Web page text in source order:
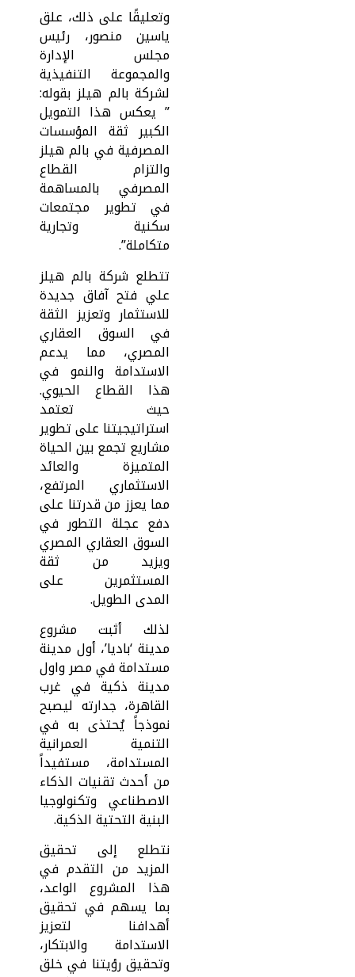
وتعليقًا على ذلك، علق
ياسين منصور، رئيس
مجلس الإدارة
والمجموعة التنفيذية
لشركة بالم هيلز بقوله:
” يعكس هذا التمويل
الكبير ثقة المؤسسات
المصرفية في بالم هيلز
والتزام القطاع
المصرفي بالمساهمة
في تطوير مجتمعات
سكنية وتجارية
متكاملة”.
تتطلع شركة بالم هيلز
علي فتح آفاق جديدة
للاستثمار وتعزيز الثقة
في السوق العقاري
المصري، مما يدعم
الاستدامة والنمو في
هذا القطاع الحيوي.
حيث تعتمد
استراتيجيتنا على تطوير
مشاريع تجمع بين الحياة
المتميزة والعائد
الاستثماري المرتفع،
مما يعزز من قدرتنا على
دفع عجلة التطور في
السوق العقاري المصري
ويزيد من ثقة
المستثمرين على
المدى الطويل.
لذلك أثبت مشروع
مدينة ‘باديا’، أول مدينة
مستدامة في مصر واول
مدينة ذكية في غرب
القاهرة، جدارته ليصبح
نموذجاً يُحتذى به في
التنمية العمرانية
المستدامة، مستفيداً
من أحدث تقنيات الذكاء
الاصطناعي وتكنولوجيا
البنية التحتية الذكية.
نتطلع إلى تحقيق
المزيد من التقدم في
هذا المشروع الواعد،
بما يسهم في تحقيق
أهدافنا لتعزيز
الاستدامة والابتكار،
وتحقيق رؤيتنا في خلق